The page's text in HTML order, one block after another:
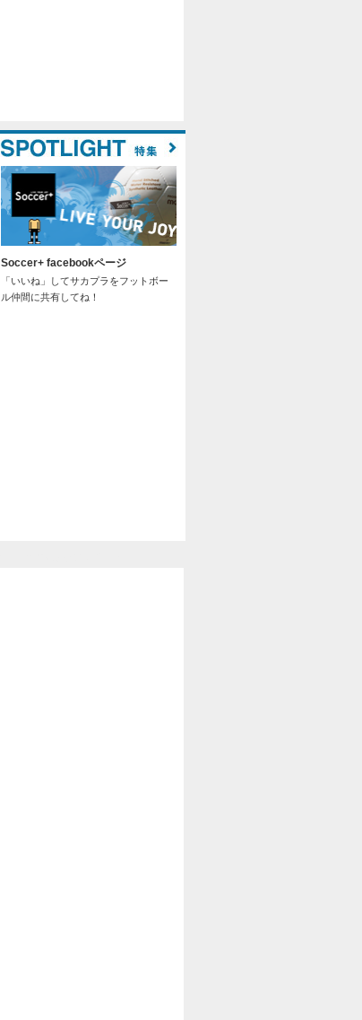
Soccer+ facebookページ
「いいね」してサカプラをフットボー
ル仲間に共有してね！